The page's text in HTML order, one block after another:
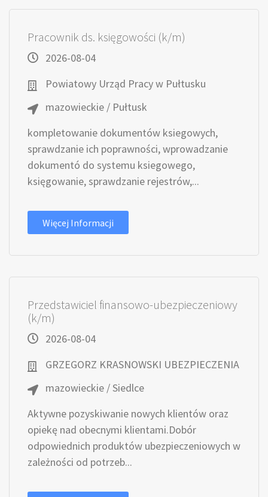
Pracownik ds. księgowości (k/m)
2026-08-04
Powiatowy Urząd Pracy w Pułtusku
mazowieckie / Pułtusk
kompletowanie dokumentów ksiegowych,
sprawdzanie ich poprawności, wprowadzanie
dokumentó do systemu ksiegowego,
księgowanie, sprawdzanie rejestrów,...
Więcej Informacji
Przedstawiciel finansowo-ubezpieczeniowy
(k/m)
2026-08-04
GRZEGORZ KRASNOWSKI UBEZPIECZENIA
mazowieckie / Siedlce
Aktywne pozyskiwanie nowych klientów oraz
opiekę nad obecnymi klientami.Dobór
odpowiednich produktów ubezpieczeniowych w
zależności od potrzeb...